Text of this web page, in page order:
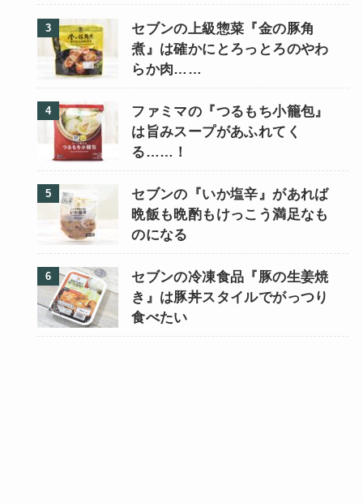
セブンの上級惣菜『金の豚角
煮』は確かにとろっとろのやわ
らか肉……
ファミマの『つるもち小籠包』
は旨みスープがあふれてく
る……！
セブンの『いか塩辛』があれば
晩飯も晩酌もけっこう満足なも
のになる
セブンの冷凍食品『豚の生姜焼
き』は豚丼スタイルでがっつり
食べたい